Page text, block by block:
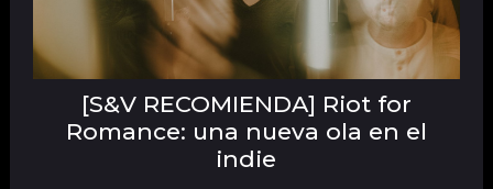
[S&V RECOMIENDA] Riot for
Romance: una nueva ola en el
indie